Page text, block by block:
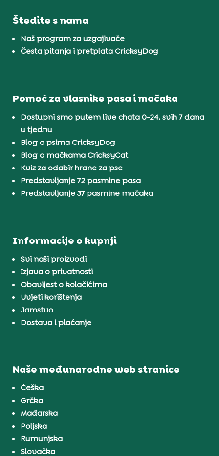
Štedite s nama
Naš program za uzgajivače
Česta pitanja i pretplata CricksyDog
Pomoć za vlasnike pasa i mačaka
Dostupni smo putem live chata 0-24, svih 7 dana
u tjednu
Blog o psima CricksyDog
Blog o mačkama CricksyCat
Kviz za odabir hrane za pse
Predstavljanje 72 pasmine pasa
Predstavljanje 37 pasmine mačaka
Informacije o kupnji
Svi naši proizvodi
Izjava o privatnosti
Obavijest o kolačićima
Uvjeti korištenja
Jamstvo
Dostava i plaćanje
Naše međunarodne web stranice
Češka
Grčka
Mađarska
Poljska
Rumunjska
Slovačka